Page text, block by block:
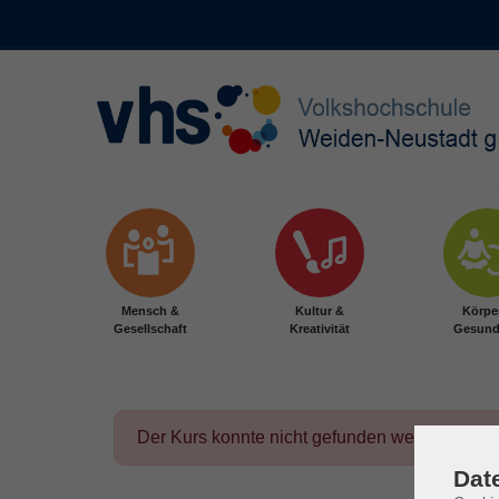
Mensch &
Gesellschaft
Kultur &
Kreativität
Der Kurs konnte nicht gefunden werden.